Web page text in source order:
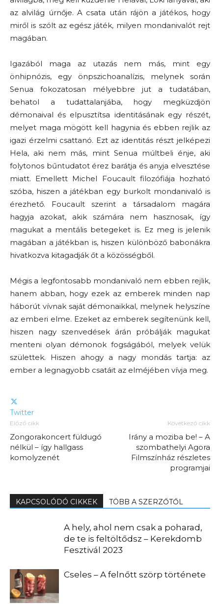
az alvilág úrnője. A csata után rájön a játékos, hogy
miről is szólt az egész játék, milyen mondanivalót rejt
magában.
Igazából maga az utazás nem más, mint egy
önhipnózis, egy önpszichoanalízis, melynek során
Senua fokozatosan mélyebbre jut a tudatában,
behatol a tudattalanjába, hogy megküzdjön
démonaival és elpusztítsa identitásának egy részét,
melyet maga mögött kell hagynia és ebben rejlik az
igazi érzelmi csattanó. Ezt az identitás részt jelképezi
Hela, aki nem más, mint Senua múltbeli énje, aki
folytonos bűntudatot érez barátja és anyja elvesztése
miatt. Emellett Michel Foucault filozófiája hozható
szóba, hiszen a játékban egy burkolt mondanivaló is
érezhető. Foucault szerint a társadalom magára
hagyja azokat, akik számára nem hasznosak, így
magukat a mentális betegeket is. Ez meg is jelenik
magában a játékban is, hiszen különböző babonákra
hivatkozva kitagadják őt a közösségből.
Mégis a legfontosabb mondanivaló nem ebben rejlik,
hanem abban, hogy ezek az emberek minden nap
háborút vívnak saját démonaikkal, melynek helyszíne
az emberi elme. Ezeket az emberek segítenünk kell,
hiszen nagy szenvedések árán próbálják magukat
menteni olyan démonok fogságából, melyek velük
születtek. Hiszen ahogy a nagy mondás tartja: az
ember a legnagyobb csatáit az elméjében vívja meg.
Twitter
Előző cikk
Zongorakoncert füldugó
nélkül – így hallgass
komolyzenét
Következő cikk
Irány a moziba be! – A
szombathelyi Agora
Filmszínház részletes
programjai
KAPCSOLÓDÓ CIKKEK TÖBB A SZERZŐTŐL
A hely, ahol nem csak a poharad,
de te is feltöltődsz – Kerekdomb
Fesztivál 2023
Cseles – A felnőtt szörp története